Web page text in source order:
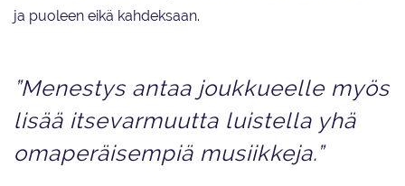
ja puoleen eikä kahdeksaan.
”Menestys antaa joukkueelle myös
lisää itsevarmuutta luistella yhä
omaperäisempiä musiikkeja.”